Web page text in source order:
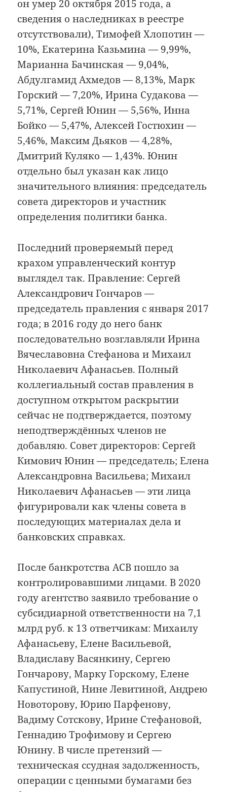
он умер 20 октября 2015 года, а
сведения о наследниках в реестре
отсутствовали), Тимофей Хлопотин —
10%, Екатерина Казьмина — 9,99%,
Марианна Бачинская — 9,04%,
Абдулгамид Ахмедов — 8,13%, Марк
Горский — 7,20%, Ирина Судакова —
5,71%, Сергей Юнин — 5,56%, Инна
Бойко — 5,47%, Алексей Гостюхин —
5,46%, Максим Дьяков — 4,28%,
Дмитрий Куляко — 1,43%. Юнин
отдельно был указан как лицо
значительного влияния: председатель
совета директоров и участник
определения политики банка.
Последний проверяемый перед
крахом управленческий контур
выглядел так. Правление: Сергей
Александрович Гончаров —
председатель правления с января 2017
года; в 2016 году до него банк
последовательно возглавляли Ирина
Вячеславовна Стефанова и Михаил
Николаевич Афанасьев. Полный
коллегиальный состав правления в
доступном открытом раскрытии
сейчас не подтверждается, поэтому
неподтверждённых членов не
добавляю. Совет директоров: Сергей
Кимович Юнин — председатель; Елена
Александровна Васильева; Михаил
Николаевич Афанасьев — эти лица
фигурировали как члены совета в
последующих материалах дела и
банковских справках.
После банкротства АСВ пошло за
контролировавшими лицами. В 2020
году агентство заявило требование о
субсидиарной ответственности на 7,1
млрд руб. к 13 ответчикам: Михаилу
Афанасьеву, Елене Васильевой,
Владиславу Васянкину, Сергею
Гончарову, Марку Горскому, Елене
Капустиной, Нине Левитиной, Андрею
Новоторову, Юрию Парфенову,
Вадиму Сотскову, Ирине Стефановой,
Геннадию Трофимову и Сергею
Юнину. В числе претензий —
техническая ссудная задолженность,
операции с ценными бумагами без